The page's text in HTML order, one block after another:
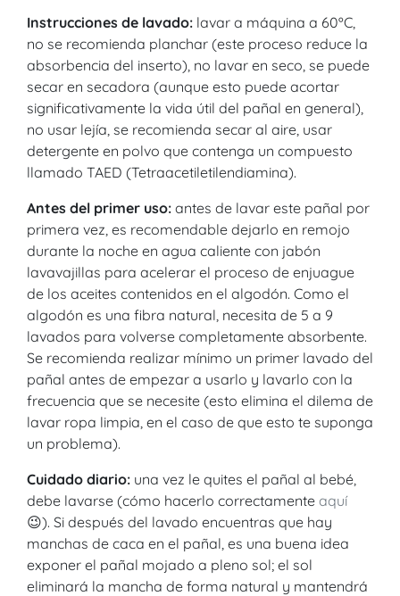
Instrucciones de lavado: lavar a máquina a 60ºC,
no se recomienda planchar (este proceso reduce la
absorbencia del inserto), no lavar en seco, se puede
secar en secadora (aunque esto puede acortar
significativamente la vida útil del pañal en general),
no usar lejía, se recomienda secar al aire, usar
detergente en polvo que contenga un compuesto
llamado TAED (Tetraacetiletilendiamina).
Antes del primer uso: antes de lavar este pañal por
primera vez, es recomendable dejarlo en remojo
durante la noche en agua caliente con jabón
lavavajillas para acelerar el proceso de enjuague
de los aceites contenidos en el algodón. Como el
algodón es una fibra natural, necesita de 5 a 9
lavados para volverse completamente absorbente.
Se recomienda realizar mínimo un primer lavado del
pañal antes de empezar a usarlo y lavarlo con la
frecuencia que se necesite (esto elimina el dilema de
lavar ropa limpia, en el caso de que esto te suponga
un problema).
Cuidado diario: una vez le quites el pañal al bebé,
debe lavarse (cómo hacerlo correctamente aquí
😉). Si después del lavado encuentras que hay
manchas de caca en el pañal, es una buena idea
exponer el pañal mojado a pleno sol; el sol
eliminará la mancha de forma natural y mantendrá